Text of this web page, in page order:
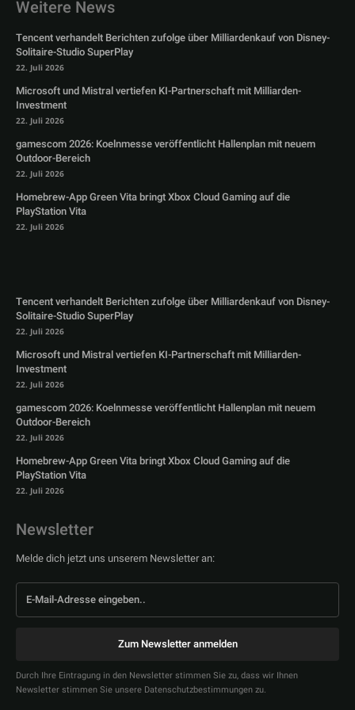
Weitere News
Tencent verhandelt Berichten zufolge über Milliardenkauf von Disney-
Solitaire-Studio SuperPlay
22. Juli 2026
Microsoft und Mistral vertiefen KI-Partnerschaft mit Milliarden-
Investment
22. Juli 2026
gamescom 2026: Koelnmesse veröffentlicht Hallenplan mit neuem
Outdoor-Bereich
22. Juli 2026
Homebrew-App Green Vita bringt Xbox Cloud Gaming auf die
PlayStation Vita
22. Juli 2026
Tencent verhandelt Berichten zufolge über Milliardenkauf von Disney-
Solitaire-Studio SuperPlay
22. Juli 2026
Microsoft und Mistral vertiefen KI-Partnerschaft mit Milliarden-
Investment
22. Juli 2026
gamescom 2026: Koelnmesse veröffentlicht Hallenplan mit neuem
Outdoor-Bereich
22. Juli 2026
Homebrew-App Green Vita bringt Xbox Cloud Gaming auf die
PlayStation Vita
22. Juli 2026
Newsletter
Melde dich jetzt uns unserem Newsletter an:
Zum Newsletter anmelden
Durch Ihre Eintragung in den Newsletter stimmen Sie zu, dass wir Ihnen
Newsletter stimmen Sie unsere Datenschutzbestimmungen zu.